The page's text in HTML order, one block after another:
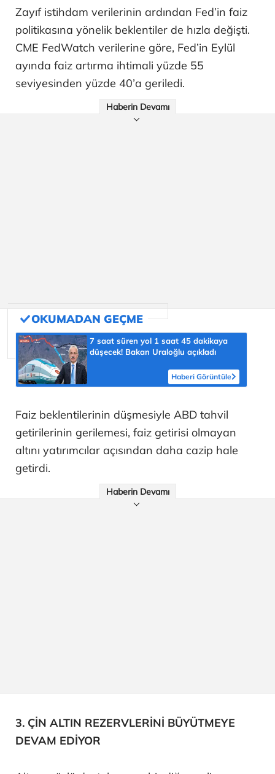
Zayıf istihdam verilerinin ardından Fed’in faiz
politikasına yönelik beklentiler de hızla değişti.
CME FedWatch verilerine göre, Fed’in Eylül
ayında faiz artırma ihtimali yüzde 55
seviyesinden yüzde 40’a geriledi.
Haberin Devamı
7 saat süren yol 1 saat 45 dakikaya
düşecek! Bakan Uraloğlu açıkladı
Haberi Görüntüle
Faiz beklentilerinin düşmesiyle ABD tahvil
getirilerinin gerilemesi, faiz getirisi olmayan
altını yatırımcılar açısından daha cazip hale
getirdi.
Haberin Devamı
3. ÇİN ALTIN REZERVLERİNİ BÜYÜTMEYE
DEVAM EDİYOR